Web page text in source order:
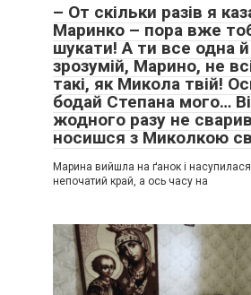
– От скільки разів я
Маринко – пора вже
шукати! А ти все одна
зрозумій, Марино, не
такі, як Микола твій!
бодай Степана мого…
жодного разу не
носишся з Миколкою
Марина вийшла на ґанок і
непочатий край, а ось часу на